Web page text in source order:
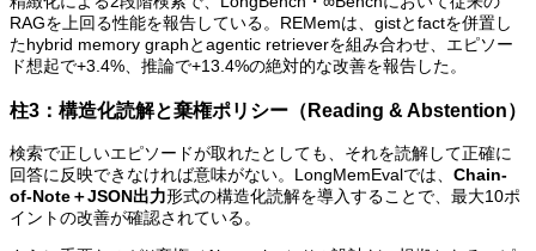
RAGを上回る性能を報告している。REMemは、gistとfactを併置し
たhybrid memory graphとagentic retrieverを組み合わせ、エピソー
ド想起で+3.4%、推論で+13.4%の絶対的な改善を報告した。
柱3：構造化読解と棄権ポリシー（Reading & Abstention）
検索で正しいエピソードが取れたとしても、それを読解して正確に
回答に反映できなければ意味がない。LongMemEvalでは、 Chain-
of-Note＋JSON出力形式の構造化読解を導入することで、最大10ポ
イントの改善が確認されている。